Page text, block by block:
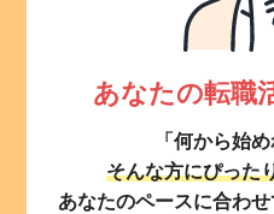
あなたの転職
「何から始
そんな方にぴった
あなたのペースに合わせ